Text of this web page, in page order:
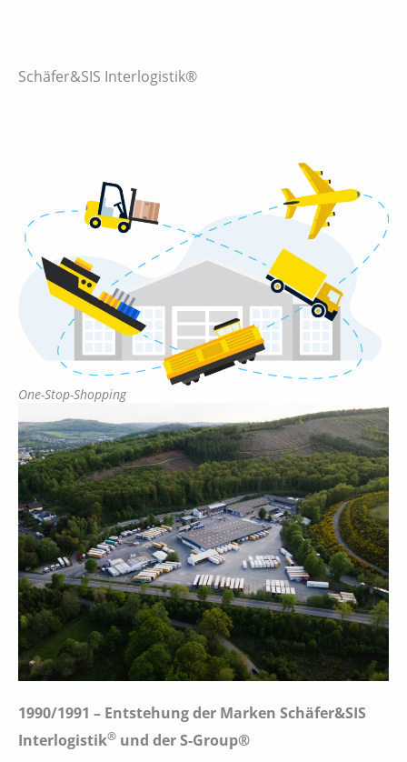
Schäfer&SIS Interlogistik®
One-Stop-Shopping
1990/1991 – Entstehung der Marken Schäfer&SIS
Interlogistik® und der S-Group®